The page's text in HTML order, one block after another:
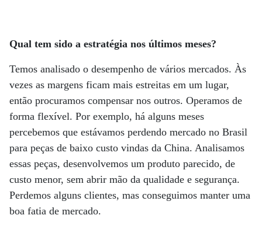
Qual tem sido a estratégia nos últimos meses?
Temos analisado o desempenho de vários mercados. Às
vezes as margens ficam mais estreitas em um lugar,
então procuramos compensar nos outros. Operamos de
forma flexível. Por exemplo, há alguns meses
percebemos que estávamos perdendo mercado no Brasil
para peças de baixo custo vindas da China. Analisamos
essas peças, desenvolvemos um produto parecido, de
custo menor, sem abrir mão da qualidade e segurança.
Perdemos alguns clientes, mas conseguimos manter uma
boa fatia de mercado.